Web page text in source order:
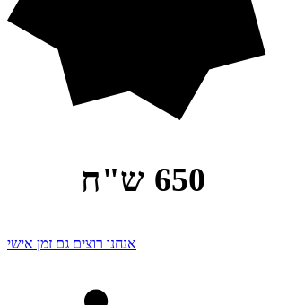
650 ש"ח
אנחנו רוצים גם זמן אישי